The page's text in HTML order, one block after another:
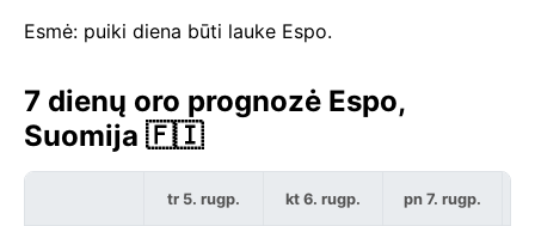
Esmė: puiki diena būti lauke Espo.
7 dienų oro prognozė Espo,
Suomija 🇫🇮
tr 5. rugp. kt 6. rugp. pn 7. rugp.